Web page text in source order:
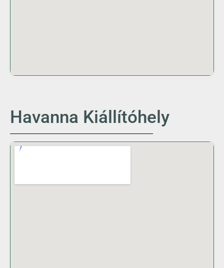
Havanna Kiállítóhely